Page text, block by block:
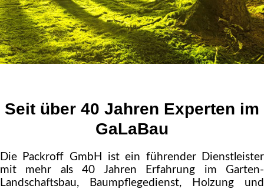
Seit über 40 Jahren Experten im
GaLaBau
Die Packroff GmbH ist ein führender Dienstleister
mit mehr als 40 Jahren Erfahrung im Garten-
Landschaftsbau, Baumpflegedienst, Holzung und